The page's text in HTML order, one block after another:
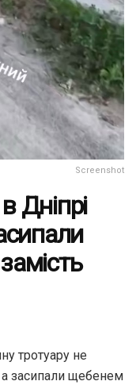
Screenshot
Дніпрі
тротуару не
засипали щебенем